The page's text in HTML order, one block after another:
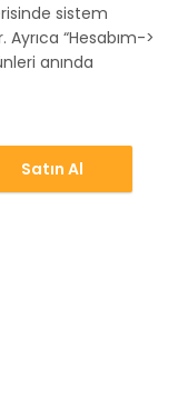
sistem
“Hesabım->
anında
Satın Al